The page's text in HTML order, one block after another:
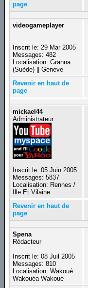
page
videogameplayer
Inscrit le: 29 Mar 2005
Messages: 482
Localisation: Gränna
(Suède) || Geneve
Revenir en haut de
page
mickael44
Administrateur
Inscrit le: 05 Juin 2005
Messages: 5837
Localisation: Rennes /
Ille Et Vilaine
Revenir en haut de
page
Spena
Rédacteur
Inscrit le: 08 Juil 2005
Messages: 810
Localisation: Wakoué
Wakouéa Wakoué